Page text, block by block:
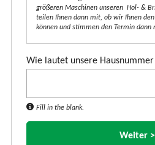
größeren Maschinen unseren Hol- &
teilen Ihnen dann mit, ob wir Ihnen
können und stimmen den Termin dann
Wie lautet unsere
Fill in the blank.